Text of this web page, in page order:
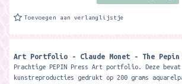
Toevoegen aan verlanglijstje
Art Portfolio - Claude Monet - The Pepin
Prachtige PEPIN Press Art portfolio. Deze bevat
kunstreproducties gedrukt op 200 grams